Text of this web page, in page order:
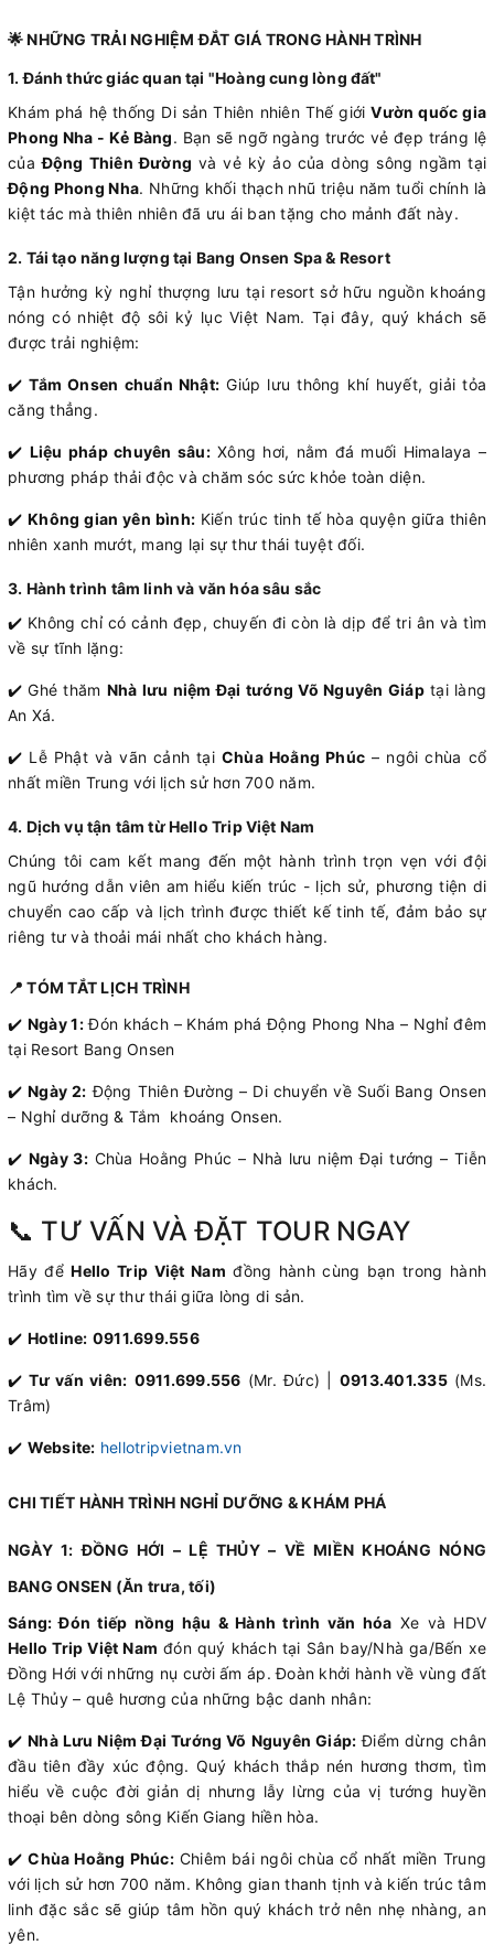
🌟 NHỮNG TRẢI NGHIỆM ĐẮT GIÁ TRONG HÀNH TRÌNH
1. Đánh thức giác quan tại "Hoàng cung lòng đất"
Khám phá hệ thống Di sản Thiên nhiên Thế giớiVườn quốc gia
Phong Nha - Kẻ Bàng. Bạn sẽ ngỡ ngàng trước vẻ đẹp tráng lệ
củaĐộng Thiên Đường và vẻ kỳ ảo của dòng sông ngầm tại
Động Phong Nha. Những khối thạch nhũ triệu năm tuổi chính là
kiệt tác mà thiên nhiên đã ưu ái ban tặng cho mảnh đất này.
2. Tái tạo năng lượng tại Bang Onsen Spa & Resort
Tận hưởng kỳ nghỉ thượng lưu tại resort sở hữu nguồn khoáng
nóng có nhiệt độ sôi kỷ lục Việt Nam. Tại đây, quý khách sẽ
được trải nghiệm:
✔️Tắm Onsen chuẩn Nhật: Giúp lưu thông khí huyết, giải tỏa
căng thẳng.
✔️ Liệu pháp chuyên sâu:Xông hơi, nằm đá muối Himalaya –
phương pháp thải độc và chăm sóc sức khỏe toàn diện.
✔️Không gian yên bình: Kiến trúc tinh tế hòa quyện giữa thiên
nhiên xanh mướt, mang lại sự thư thái tuyệt đối.
3. Hành trình tâm linh và văn hóa sâu sắc
✔️ Không chỉ có cảnh đẹp, chuyến đi còn là dịp để tri ân và tìm
về sự tĩnh lặng:
✔️ Ghé thăm Nhà lưu niệm Đại tướng Võ Nguyên Giáptại làng
An Xá.
✔️ Lễ Phật và vãn cảnh tại Chùa Hoằng Phúc – ngôi chùa cổ
nhất miền Trung với lịch sử hơn 700 năm.
4. Dịch vụ tận tâm từ Hello Trip Việt Nam
Chúng tôi cam kết mang đến một hành trình trọn vẹn với đội
ngũ hướng dẫn viên am hiểu kiến trúc - lịch sử, phương tiện di
chuyển cao cấp và lịch trình được thiết kế tinh tế, đảm bảo sự
riêng tư và thoải mái nhất cho khách hàng.
📍 TÓM TẮT LỊCH TRÌNH
✔️ Ngày 1:Đón khách – Khám phá Động Phong Nha – Nghỉ đêm
tại Resort Bang Onsen
✔️Ngày 2: Động Thiên Đường – Di chuyển về Suối Bang Onsen
– Nghỉ dưỡng & Tắm khoáng Onsen.
✔️ Ngày 3: Chùa Hoằng Phúc – Nhà lưu niệm Đại tướng – Tiễn
khách.
📞 TƯ VẤN VÀ ĐẶT TOUR NGAY
Hãy đểHello Trip Việt Nam đồng hành cùng bạn trong hành
trình tìm về sự thư thái giữa lòng di sản.
✔️ Hotline: 0911.699.556
✔️Tư vấn viên: 0911.699.556 (Mr. Đức) | 0913.401.335(Ms.
Trâm)
✔️ Website: hellotripvietnam.vn
CHI TIẾT HÀNH TRÌNH NGHỈ DƯỠNG & KHÁM PHÁ
NGÀY 1: ĐỒNG HỚI – LỆ THỦY – VỀ MIỀN KHOÁNG NÓNG
BANG ONSEN (Ăn trưa, tối)
Sáng: Đón tiếp nồng hậu & Hành trình văn hóa Xe và HDV
Hello Trip Việt Nam đón quý khách tại Sân bay/Nhà ga/Bến xe
Đồng Hới với những nụ cười ấm áp. Đoàn khởi hành về vùng đất
Lệ Thủy – quê hương của những bậc danh nhân:
✔️Nhà Lưu Niệm Đại Tướng Võ Nguyên Giáp: Điểm dừng chân
đầu tiên đầy xúc động. Quý khách thắp nén hương thơm, tìm
hiểu về cuộc đời giản dị nhưng lẫy lừng của vị tướng huyền
thoại bên dòng sông Kiến Giang hiền hòa.
✔️Chùa Hoằng Phúc:Chiêm bái ngôi chùa cổ nhất miền Trung
với lịch sử hơn 700 năm. Không gian thanh tịnh và kiến trúc tâm
linh đặc sắc sẽ giúp tâm hồn quý khách trở nên nhẹ nhàng, an
yên.